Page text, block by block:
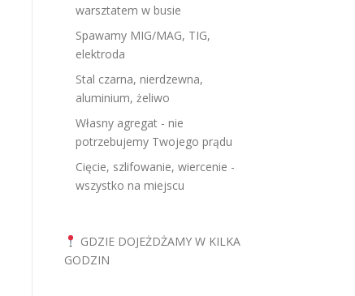
warsztatem w busie
Spawamy MIG/MAG, TIG,
elektroda
Stal czarna, nierdzewna,
aluminium, żeliwo
Własny agregat - nie
potrzebujemy Twojego prądu
Cięcie, szlifowanie, wiercenie -
wszystko na miejscu
GDZIE DOJEŻDŻAMY W KILKA
GODZIN